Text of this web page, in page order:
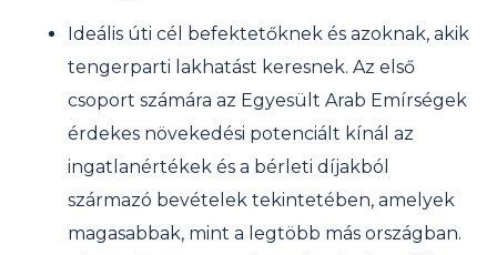
Ideális úti cél befektetőknek és azoknak, akik
tengerparti lakhatást keresnek. Az első
csoport számára az Egyesült Arab Emírségek
érdekes növekedési potenciált kínál az
ingatlanértékek és a bérleti díjakból
származó bevételek tekintetében, amelyek
magasabbak, mint a legtöbb más országban.